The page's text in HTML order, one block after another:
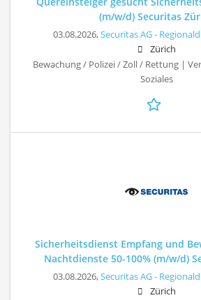
(m/w/d) Securitas
03.08.2026,Securitas AG -
Zürich
Bewachung / Polizei / Zoll / Rettung |
Soziales
Sicherheitsdienst Empfang und
Nachtdienste 50-100% (m/w/d)
03.08.2026,Securitas AG -
Zürich